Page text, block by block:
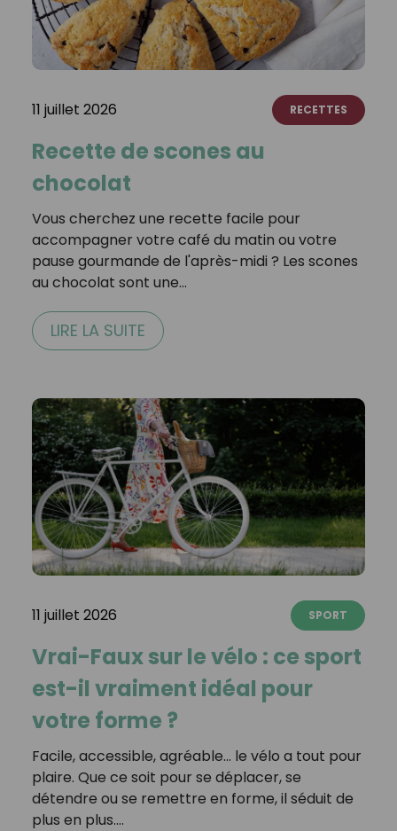
11 juillet 2026 RECETTES
Recette de scones au
chocolat
Vous cherchez une recette facile pour
accompagner votre café du matin ou votre
pause gourmande de l'après-midi ? Les scones
au chocolat sont une…
LIRE LA SUITE
11 juillet 2026 SPORT
Vrai-Faux sur le vélo : ce sport
est-il vraiment idéal pour
votre forme ?
Facile, accessible, agréable… le vélo a tout pour
plaire. Que ce soit pour se déplacer, se
détendre ou se remettre en forme, il séduit de
plus en plus.…